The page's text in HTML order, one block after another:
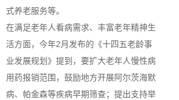
式养老服务等。
在满足老年人看病需求、丰富老年精神生
活方面，今年2月发布的《十四五老龄事
业发展规划》提到，要扩大老年人慢性病
用药报销范围，鼓励地方开展阿尔茨海默
病、帕金森等疾病早期筛查；提出支持举